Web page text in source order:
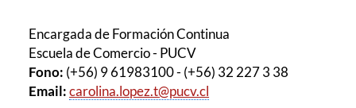
Encargada de Formación Continua
Escuela de Comercio - PUCV
Fono: (+56) 9 61983100 - (+56) 32 227 3 38
Email:carolina.lopez.t@pucv.cl